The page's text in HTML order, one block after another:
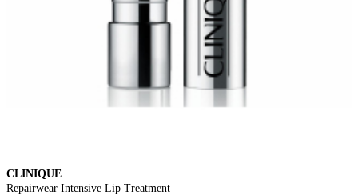
CLINIQUE
Repairwear Intensive Lip Treatment